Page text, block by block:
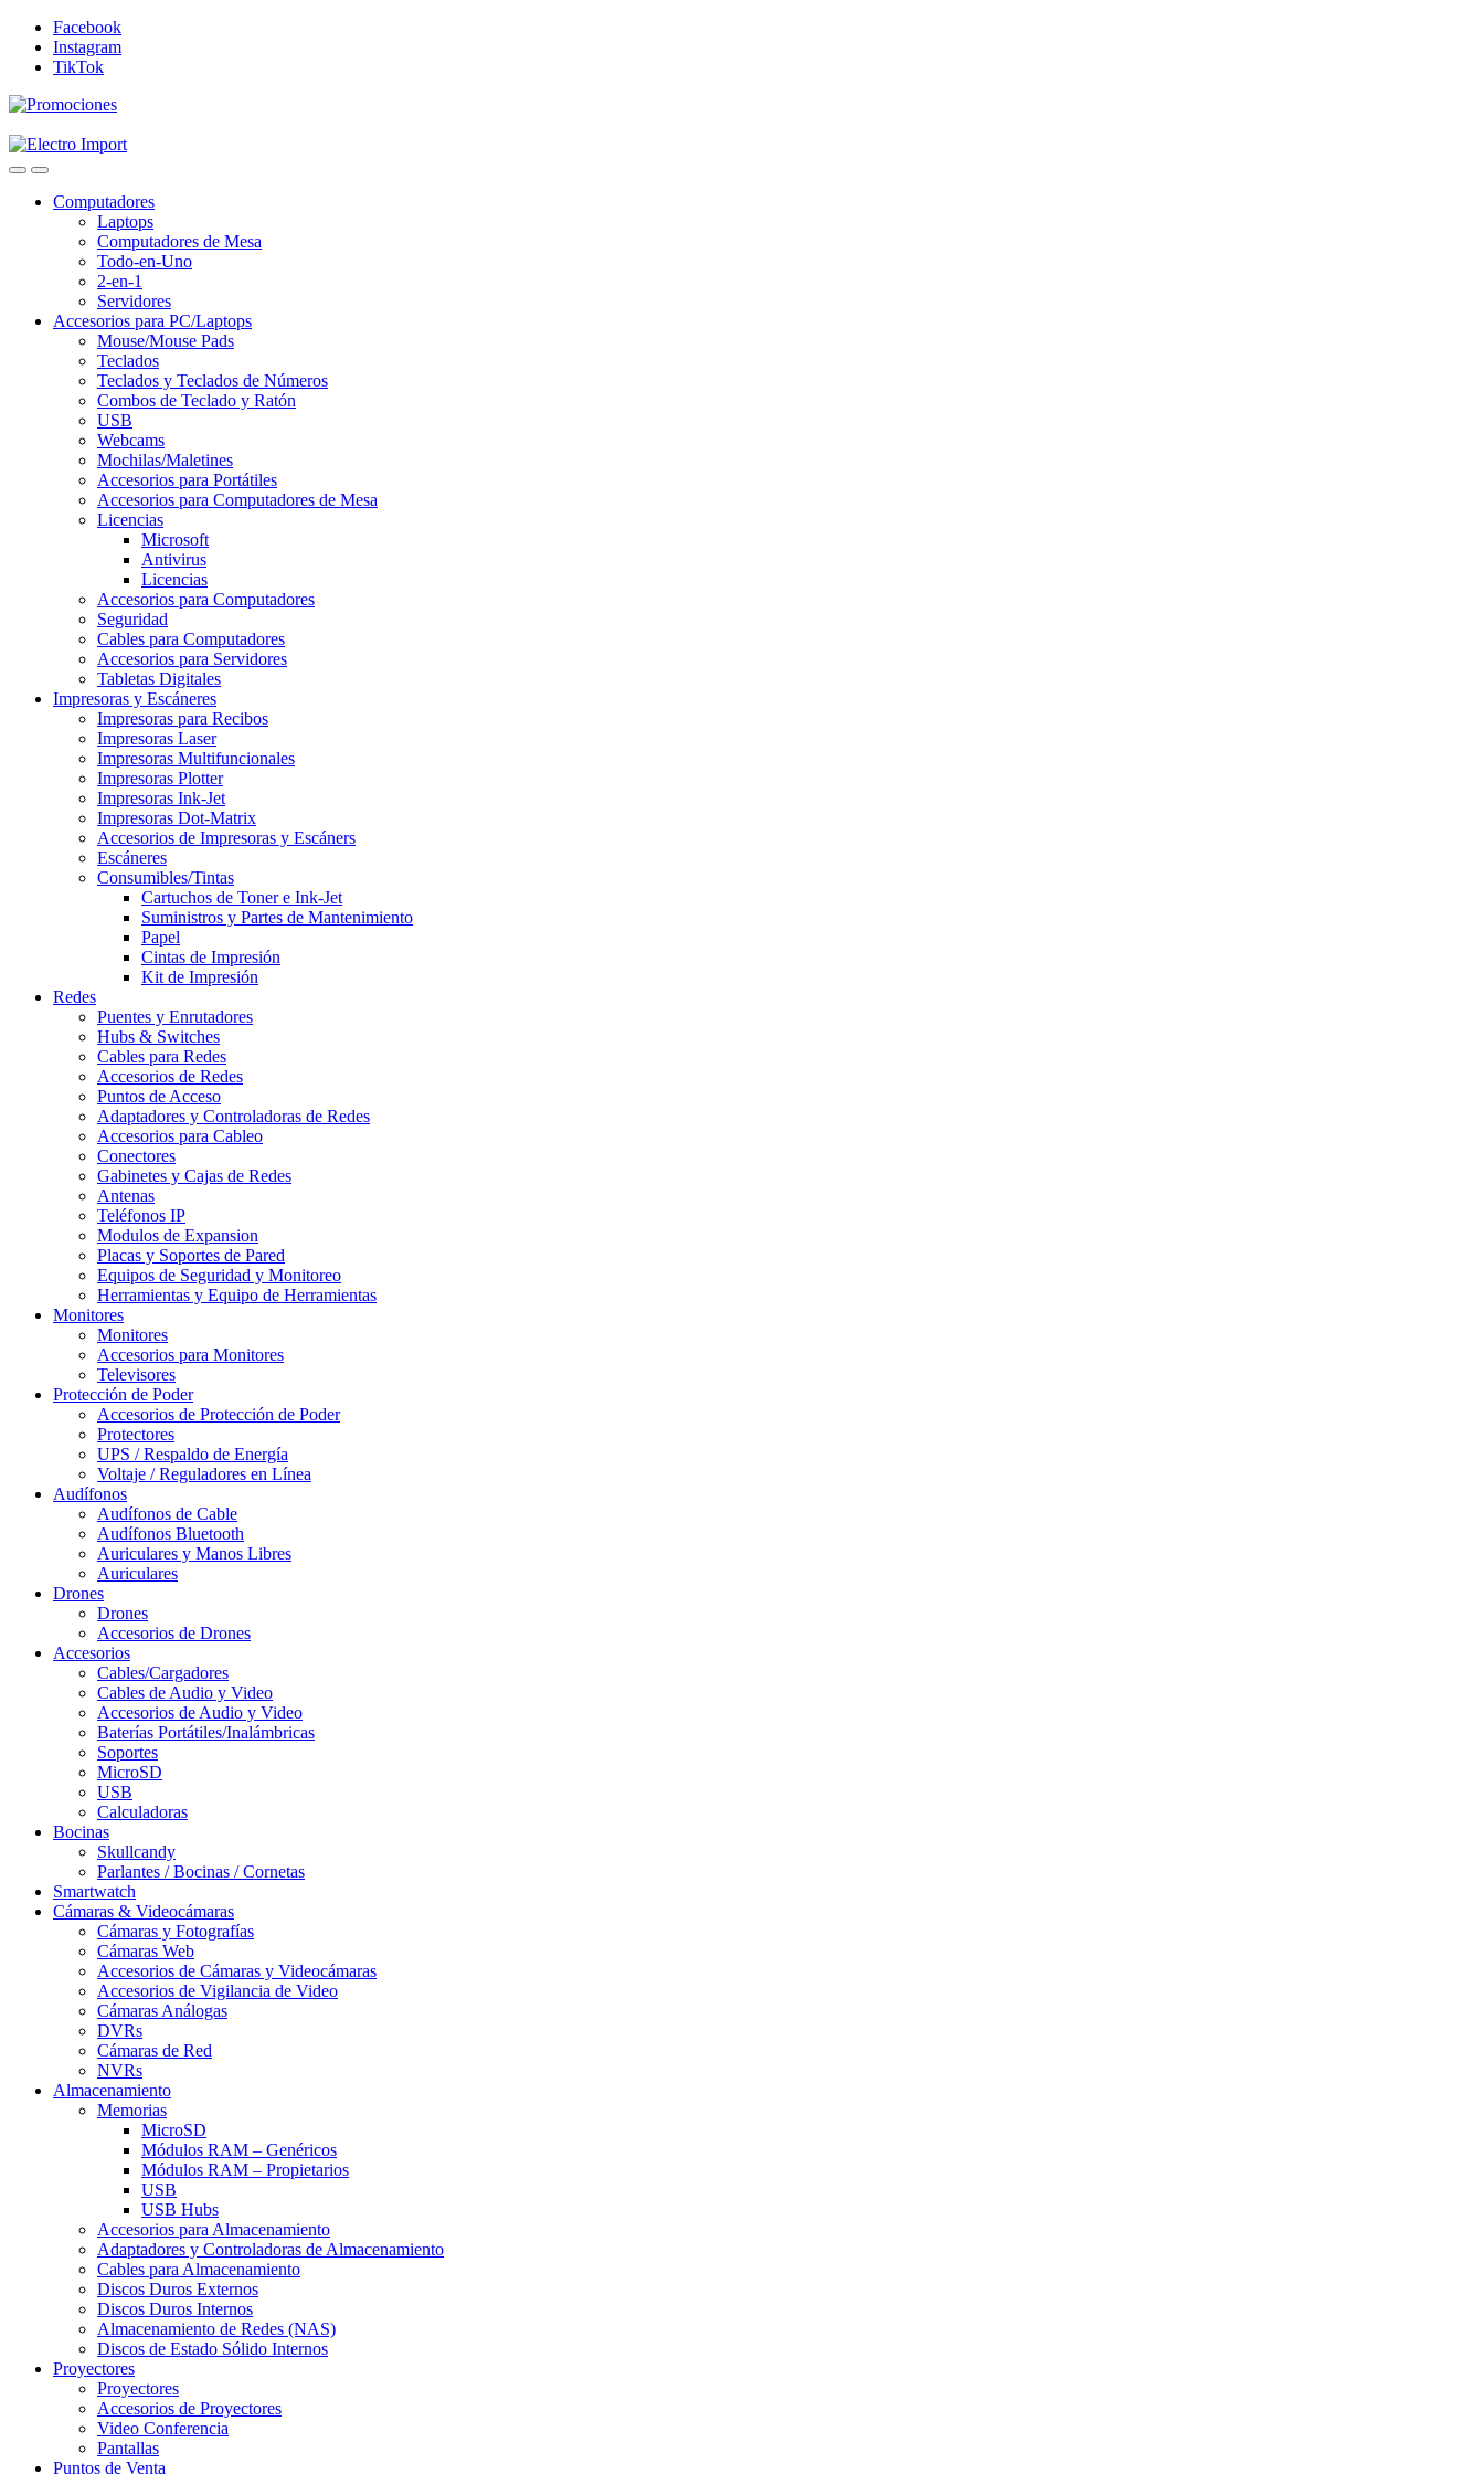
Skip
navigation
Skip
content
Facebook
Instagram
TikTok
Computadores
Laptops
Computadores de Mesa
Todo-en-Uno
2-en-1
Servidores
Accesorios para PC/Laptops
Mouse/Mouse Pads
Teclados
Teclados y Teclados de Números
Combos de Teclado y Ratón
USB
Webcams
Mochilas/Maletines
Accesorios para Portátiles
Accesorios para Computadores de Mesa
Licencias
Microsoft
Antivirus
Licencias
Accesorios para Computadores
Seguridad
Cables para Computadores
Accesorios para Servidores
Tabletas Digitales
Impresoras y Escáneres
Impresoras para Recibos
Impresoras Laser
Impresoras Multifuncionales
Impresoras Plotter
Impresoras Ink-Jet
Impresoras Dot-Matrix
Accesorios de Impresoras y Escáners
Escáneres
Consumibles/Tintas
Cartuchos de Toner e Ink-Jet
Suministros y Partes de Mantenimiento
Papel
Cintas de Impresión
Kit de Impresión
Redes
Puentes y Enrutadores
Hubs & Switches
Cables para Redes
Accesorios de Redes
Puntos de Acceso
Adaptadores y Controladoras de Redes
Accesorios para Cableo
Conectores
Gabinetes y Cajas de Redes
Antenas
Teléfonos IP
Modulos de Expansion
Placas y Soportes de Pared
Equipos de Seguridad y Monitoreo
Herramientas y Equipo de Herramientas
Monitores
Monitores
Accesorios para Monitores
Televisores
Protección de Poder
Accesorios de Protección de Poder
Protectores
UPS / Respaldo de Energía
Voltaje / Reguladores en Línea
Audífonos
Audífonos de Cable
Audífonos Bluetooth
Auriculares y Manos Libres
Auriculares
Drones
Drones
Accesorios de Drones
Accesorios
Cables/Cargadores
Cables de Audio y Video
Accesorios de Audio y Video
Baterías Portátiles/Inalámbricas
Soportes
MicroSD
USB
Calculadoras
Bocinas
Skullcandy
Parlantes / Bocinas / Cornetas
Smartwatch
Cámaras & Videocámaras
Cámaras y Fotografías
Cámaras Web
Accesorios de Cámaras y Videocámaras
Accesorios de Vigilancia de Video
Cámaras Análogas
DVRs
Cámaras de Red
NVRs
Almacenamiento
Memorias
MicroSD
Módulos RAM – Genéricos
Módulos RAM – Propietarios
USB
USB Hubs
Accesorios para Almacenamiento
Adaptadores y Controladoras de Almacenamiento
Cables para Almacenamiento
Discos Duros Externos
Discos Duros Internos
Almacenamiento de Redes (NAS)
Discos de Estado Sólido Internos
Proyectores
Proyectores
Accesorios de Proyectores
Video Conferencia
Pantallas
Puntos de Venta